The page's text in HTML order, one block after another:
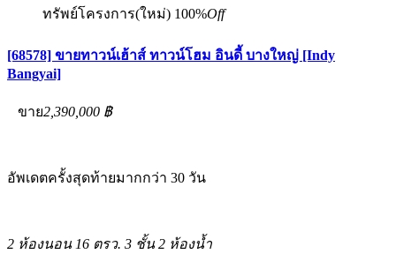
ทรัพย์โครงการ(ใหม่) 100%Off
[68578] ขายทาวน์เฮ้าส์ ทาวน์โฮม อินดี้ บางใหญ่ [Indy
Bangyai]
ขาย2,390,000 ฿
อัพเดตครั้งสุดท้ายมากกว่า 30 วัน
2 ห้องนอน 16 ตรว. 3 ชั้น 2 ห้องน้ำ